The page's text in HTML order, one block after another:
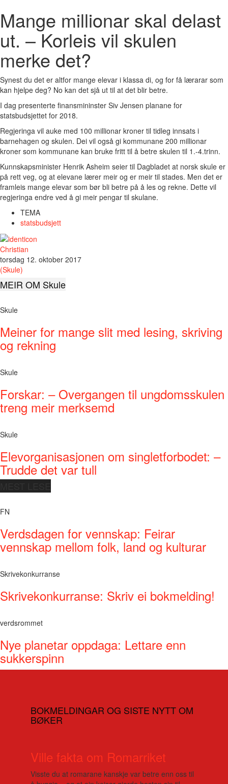
Mange millionar skal delast
ut. – Korleis vil skulen
merke det?
Synest du det er altfor mange elevar i klassa di, og for få lærarar som
kan hjelpe deg? No kan det sjå ut til at det blir betre.
I dag presenterte finansmininster Siv Jensen planane for
statsbudsjettet for 2018.
Regjeringa vil auke med 100 millionar kroner til tidleg innsats i
barnehagen og skulen. Dei vil også gi kommunane 200 millionar
kroner som kommunane kan bruke fritt til å betre skulen til 1.-4.trinn.
Kunnskapsminister Henrik Asheim seier til Dagbladet at norsk skule er
på rett veg, og at elevane lærer meir og er meir til stades. Men det er
framleis mange elevar som bør bli betre på å les og rekne. Dette vil
regjeringa endre ved å gi meir pengar til skulane.
TEMA
statsbudsjett
Christian
torsdag 12. oktober 2017
(Skule)
MEIR OM Skule
Skule
Meiner for mange slit med lesing, skriving
og rekning
Skule
Forskar: – Overgangen til ungdomsskulen
treng meir merksemd
Skule
Elevorganisasjonen om singletforbodet: –
Trudde det var tull
FN
Verdsdagen for vennskap: Feirar
vennskap mellom folk, land og kulturar
Skrivekonkurranse
Skrivekonkurranse: Skriv ei bokmelding!
verdsrommet
Nye planetar oppdaga: Lettare enn
sukkerspinn
BOKMELDINGAR OG SISTE NYTT OM
BØKER
Ville fakta om Romarriket
Visste du at romarane kanskje var betre enn oss til